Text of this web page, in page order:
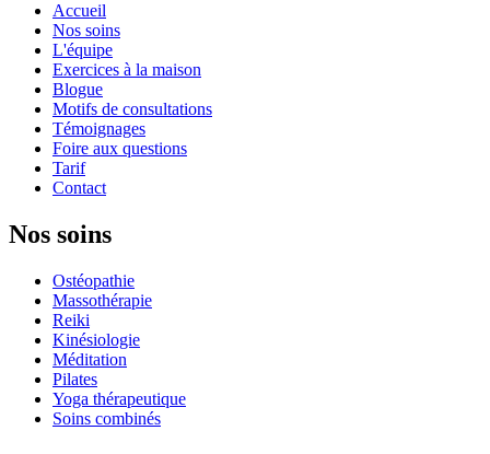
Accueil
Nos soins
L'équipe
Exercices à la maison
Blogue
Motifs de consultations
Témoignages
Foire aux questions
Tarif
Contact
Nos soins
Ostéopathie
Massothérapie
Reiki
Kinésiologie
Méditation
Pilates
Yoga thérapeutique
Soins combinés